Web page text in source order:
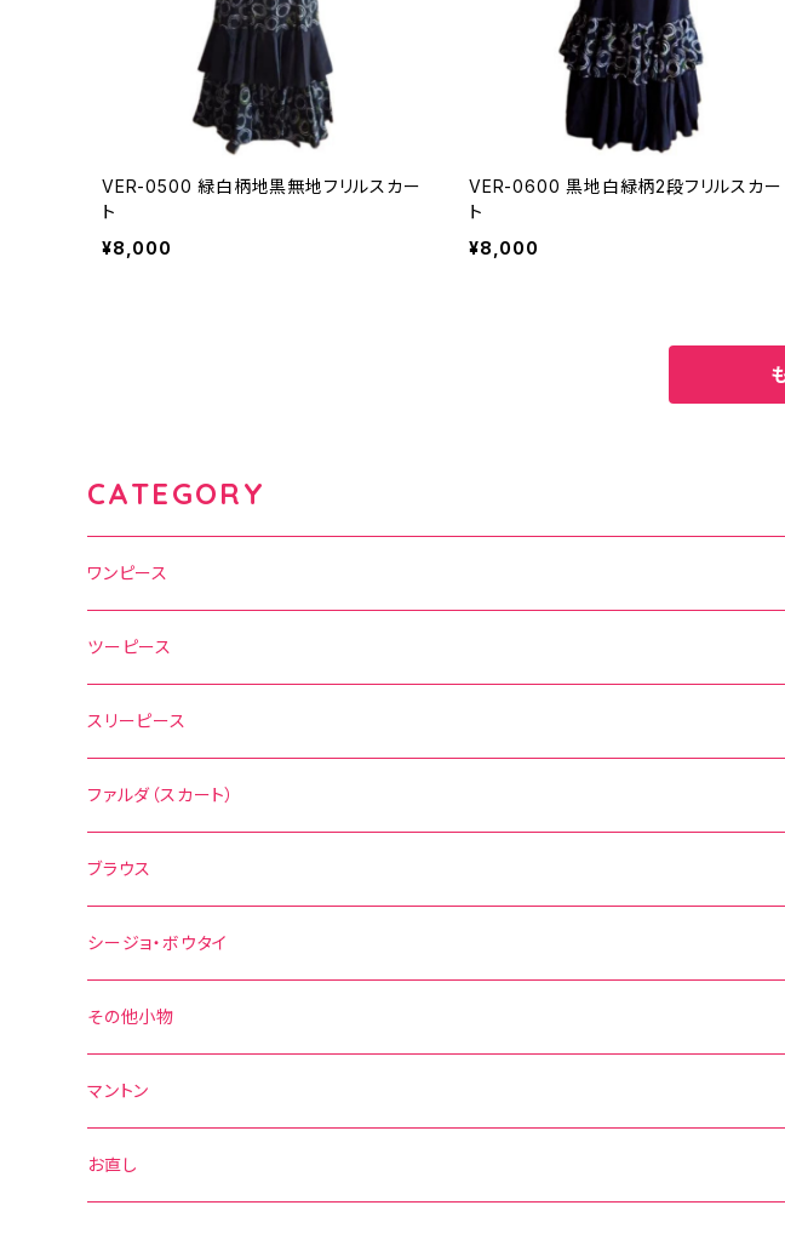
VER-0500 緑白柄地黒無地フリルスカー
ト
¥8,000
VER-0600 黒地白緑柄2段フリルスカー
ト
¥8,000
CATEGORY
ワンピース
水玉
花柄
無地
その他の柄
ツーピース
水玉
花柄
無地
その他の柄
スリーピース
ファルダ（スカート）
水玉
花柄
無地
その他の柄
ブラウス
水玉
花柄
無地
その他の柄
シージョ・ボウタイ
シージョ
水玉
花柄
ボウタイ
水玉
その他小物
エプロン
ベルト
マントン
お直し